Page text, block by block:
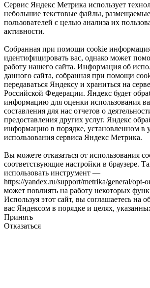
Сервис Яндекс Метрика использует
небольшие текстовые файлы,
пользователей с целью анализа их
активности.
Собранная при помощи cookie
идентифицировать вас, однако может
работу нашего сайта. Информация об
данного сайта, собранная при помощи
передаваться Яндексу и храниться на
Российской Федерации. Яндекс будет
информацию для оценки использования
составления для нас отчетов о
предоставления других услуг. Яндекс
информацию в порядке, установленном в
использования сервиса Яндекс Метрика.
Вы можете отказаться от использования
соответствующие настройки в браузере.
использовать инструмент —
https://yandex.ru/support/metrika/general/opt-
может повлиять на работу некоторых
Используя этот сайт, вы соглашаетесь на
вас Яндексом в порядке и целях,
Принять
Отказаться